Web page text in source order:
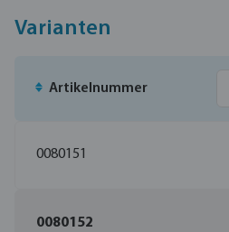
Varianten
Artikelnummer
0080151
0080152